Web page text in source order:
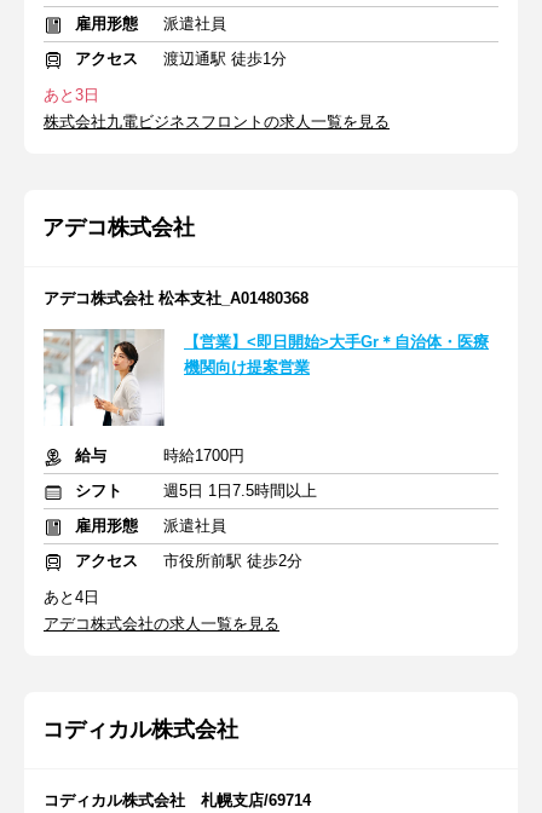
雇用形態
派遣社員
アクセス
渡辺通駅 徒歩1分
あと3日
株式会社九電ビジネスフロントの求人一覧を見る
アデコ株式会社
アデコ株式会社 松本支社_A01480368
【営業】<即日開始>大手Gr＊自治体・医療
機関向け提案営業
給与
時給1700円
シフト
週5日 1日7.5時間以上
雇用形態
派遣社員
アクセス
市役所前駅 徒歩2分
あと4日
アデコ株式会社の求人一覧を見る
コディカル株式会社
コディカル株式会社 札幌支店/69714